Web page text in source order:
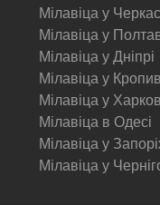
Мілавіца у
Мілавіца у
Мілавіца у Дніпрі
Мілавіца у
Мілавіца у
Мілавіца в Одесі
Мілавіца у
Мілавіца у